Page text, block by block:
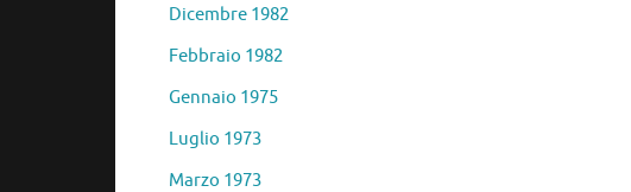
Dicembre 1982
Febbraio 1982
Gennaio 1975
Luglio 1973
Marzo 1973